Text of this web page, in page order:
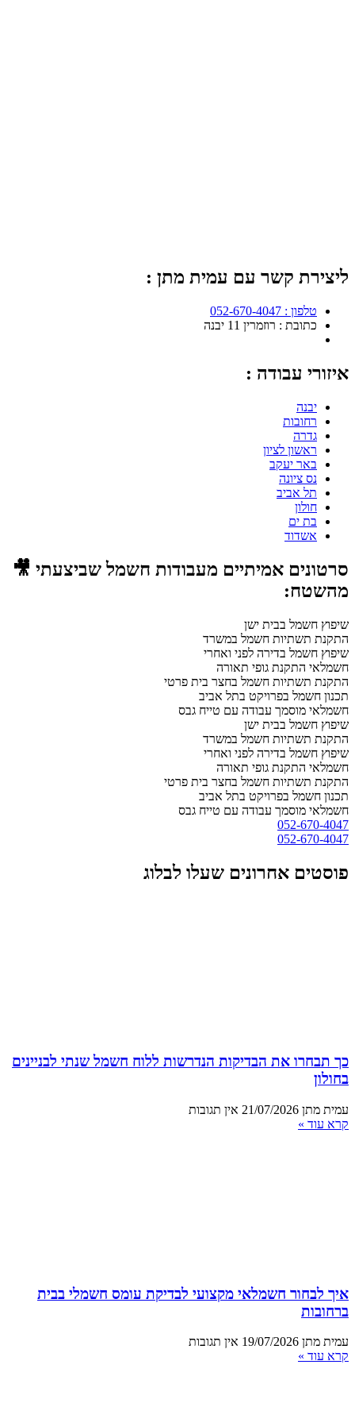
ליצירת קשר עם עמית מתן :
טלפון : 052-670-4047
כתובת : רוזמרין 11 יבנה
איזורי עבודה :
יבנה
רחובות
גדרה
ראשון לציון
באר יעקב
נס ציונה
תל אביב
חולון
בת ים
אשדוד
סרטונים אמיתיים מעבודות חשמל שביצעתי 🎥
מהשטח:
שיפוץ חשמל בבית ישן
התקנת תשתיות חשמל במשרד
שיפוץ חשמל בדירה לפני ואחרי
חשמלאי התקנת גופי תאורה
התקנת תשתיות חשמל בחצר בית פרטי
תכנון חשמל בפרויקט בתל אביב
חשמלאי מוסמך עבודה עם טייח גבס
שיפוץ חשמל בבית ישן
התקנת תשתיות חשמל במשרד
שיפוץ חשמל בדירה לפני ואחרי
חשמלאי התקנת גופי תאורה
התקנת תשתיות חשמל בחצר בית פרטי
תכנון חשמל בפרויקט בתל אביב
חשמלאי מוסמך עבודה עם טייח גבס
052-670-4047
052-670-4047
פוסטים אחרונים שעלו לבלוג
כך תבחרו את הבדיקות הנדרשות ללוח חשמל שנתי לבניינים
בחולון
עמית מתן 21/07/2026 אין תגובות
קרא עוד »
איך לבחור חשמלאי מקצועי לבדיקת עומס חשמלי בבית
ברחובות
עמית מתן 19/07/2026 אין תגובות
קרא עוד »